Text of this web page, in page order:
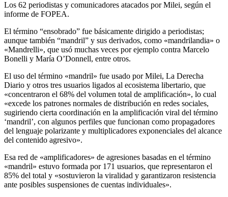
Los 62 periodistas y comunicadores atacados por Milei, según el
informe de FOPEA.
El término “ensobrado” fue básicamente dirigido a periodistas;
aunque también “mandril” y sus derivados, como «mandrilandia» o
«Mandrelli», que usó muchas veces por ejemplo contra Marcelo
Bonelli y María O’Donnell, entre otros.
El uso del término «mandril» fue usado por Milei, La Derecha
Diario y otros tres usuarios ligados al ecosistema libertario, que
«concentraron el 68% del volumen total de amplificación», lo cual
«excede los patrones normales de distribución en redes sociales,
sugiriendo cierta coordinación en la amplificación viral del término
‘mandril’, con algunos perfiles que funcionan como propagadores
del lenguaje polarizante y multiplicadores exponenciales del alcance
del contenido agresivo».
Esa red de «amplificadores» de agresiones basadas en el término
«mandril» estuvo formada por 171 usuarios, que representaron el
85% del total y «sostuvieron la viralidad y garantizaron resistencia
ante posibles suspensiones de cuentas individuales».